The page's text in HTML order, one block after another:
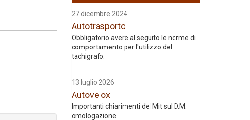
27 dicembre 2024
Autotrasporto
Obbligatorio avere al seguito le norme di
comportamento per l'utilizzo del
tachigrafo.
13 luglio 2026
Autovelox
Importanti chiarimenti del Mit sul D.M.
omologazione.